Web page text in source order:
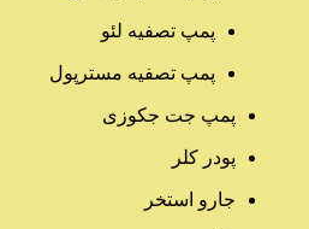
پمپ تصفیه لئو
پمپ تصفیه مسترپول
پمپ جت جکوزی
پودر کلر
جارو استخر